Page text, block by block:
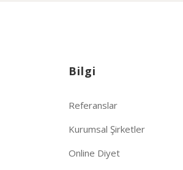
Bilgi
Referanslar
Kurumsal Şirketler
Online Diyet